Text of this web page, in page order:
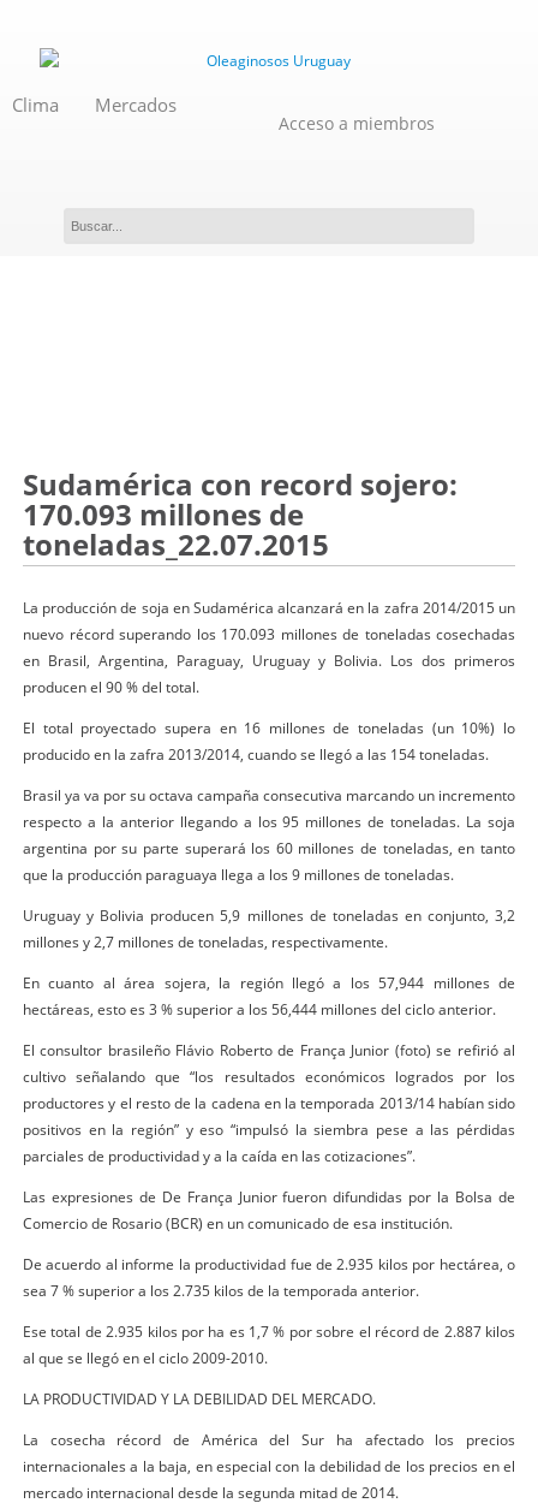
Clima Mercados
Acceso a miembros
Sudamérica con record sojero:
170.093 millones de
toneladas_22.07.2015
La producción de soja en Sudamérica alcanzará en la zafra 2014/2015 un
nuevo récord superando los 170.093 millones de toneladas cosechadas
en Brasil, Argentina, Paraguay, Uruguay y Bolivia. Los dos primeros
producen el 90 % del total.
El total proyectado supera en 16 millones de toneladas (un 10%) lo
producido en la zafra 2013/2014, cuando se llegó a las 154 toneladas.
Brasil ya va por su octava campaña consecutiva marcando un incremento
respecto a la anterior llegando a los 95 millones de toneladas. La soja
argentina por su parte superará los 60 millones de toneladas, en tanto
que la producción paraguaya llega a los 9 millones de toneladas.
Uruguay y Bolivia producen 5,9 millones de toneladas en conjunto, 3,2
millones y 2,7 millones de toneladas, respectivamente.
En cuanto al área sojera, la región llegó a los 57,944 millones de
hectáreas, esto es 3 % superior a los 56,444 millones del ciclo anterior.
El consultor brasileño Flávio Roberto de França Junior (foto) se refirió al
cultivo señalando que “los resultados económicos logrados por los
productores y el resto de la cadena en la temporada 2013/14 habían sido
positivos en la región” y eso “impulsó la siembra pese a las pérdidas
parciales de productividad y a la caída en las cotizaciones”.
Las expresiones de De França Junior fueron difundidas por la Bolsa de
Comercio de Rosario (BCR) en un comunicado de esa institución.
De acuerdo al informe la productividad fue de 2.935 kilos por hectárea, o
sea 7 % superior a los 2.735 kilos de la temporada anterior.
Ese total de 2.935 kilos por ha es 1,7 % por sobre el récord de 2.887 kilos
al que se llegó en el ciclo 2009-2010.
LA PRODUCTIVIDAD Y LA DEBILIDAD DEL MERCADO.
La cosecha récord de América del Sur ha afectado los precios
internacionales a la baja, en especial con la debilidad de los precios en el
mercado internacional desde la segunda mitad de 2014.